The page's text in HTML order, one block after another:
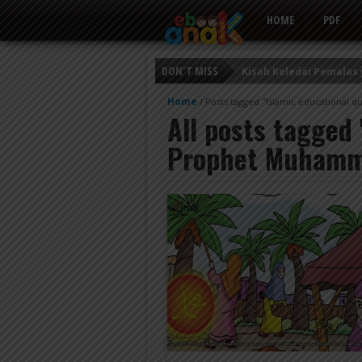
HOME PDF
DON'T MISS
Kisah Keledai Pemalas
Putri Ayu dan Prajurit
Home / Posts tagged "Islamic educational
All posts
Prophet